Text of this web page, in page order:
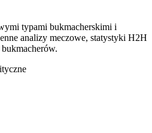
typami bukmacherskimi i
analizy meczowe, statystyki H2H